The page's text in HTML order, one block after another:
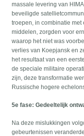
massale levering van
beveiligde
troepen, in combinatie
middelen, zorgden voor
waarop het niet was
verlies van Koepjansk en
het resultaat van een
de speciale militaire
zijn, deze transformatie
Russische hogere
5e fase: Gedeeltelijk
Na deze mislukkingen
gebeurtenissen